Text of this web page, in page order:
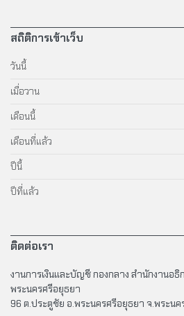
สถิติการเข้าเว็บ
วันนี้
เมื่อวาน
เดือนนี้
เดือนที่แล้ว
ปีนี้
ปีที่แล้ว
ติดต่อเรา
งานการเงินและบัญชี กองกลาง สำนักงานอ
พระนครศรีอยุธยา
96 ต.ประตูชัย อ.พระนครศรีอยุธยา จ.พระน